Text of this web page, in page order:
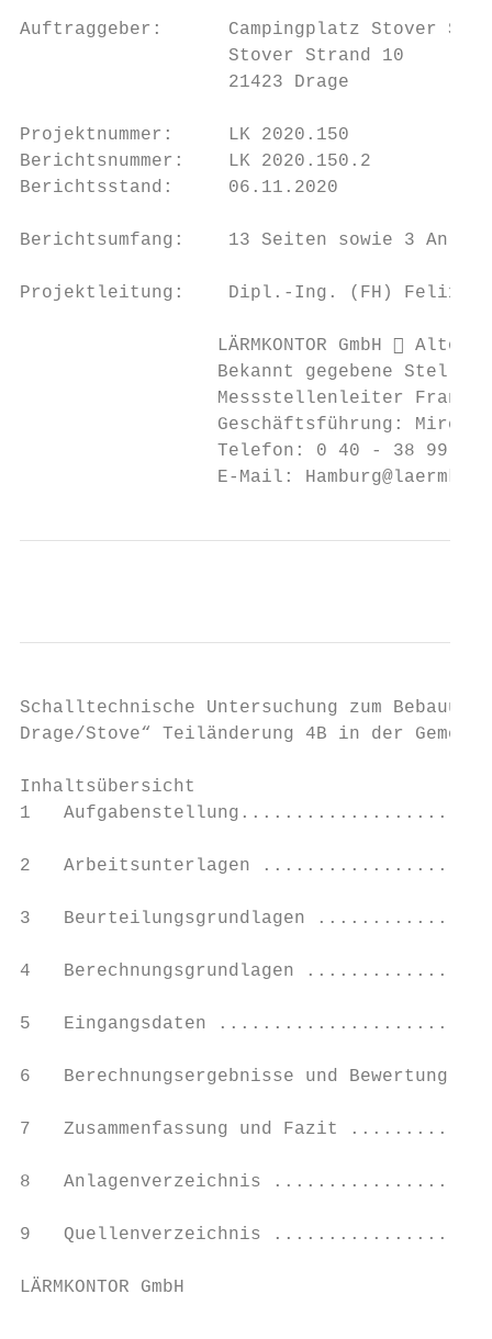
Auftraggeber:      Campingplatz Stover
                   Stover Strand 10
                   21423 Drage
Projektnummer:     LK 2020.150
Berichtsnummer:    LK 2020.150.2
Berichtsstand:     06.11.2020
Berichtsumfang:    13 Seiten sowie 3
Projektleitung:    Dipl.-Ing. (FH) Felix
LÄRMKONTOR GmbH 
Bekannt gegebene Stelle
Messstellenleiter Frank
Geschäftsführung: Mirco
Telefon: 0 40 - 38 99
E-Mail:
Schalltechnische Untersuchung zum
Drage/Stove“ Teiländerung 4B in der
Inhaltsübersicht
1
2   Arbeitsunterlagen
3   Beurteilungsgrundlagen
4   Berechnungsgrundlagen
5   Eingangsdaten
6   Berechnungsergebnisse und
7   Zusammenfassung und Fazit
8   Anlagenverzeichnis
9   Quellenverzeichnis
LÄRMKONTOR GmbH